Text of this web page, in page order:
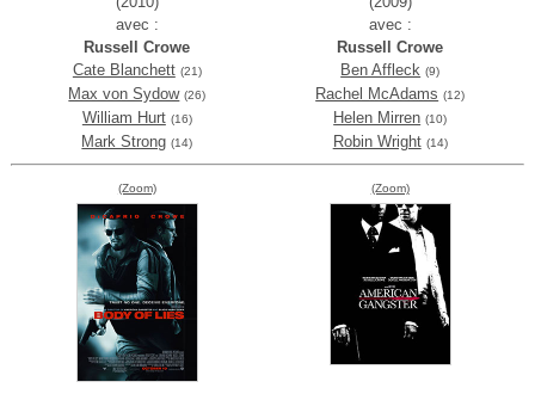
avec :
Russell Crowe
Cate Blanchett (21)
Max von Sydow (26)
William Hurt (16)
Mark Strong (14)
avec :
Russell Crowe
Ben Affleck (9)
Rachel McAdams (12)
Helen Mirren (10)
Robin Wright (14)
(Zoom) (Zoom)